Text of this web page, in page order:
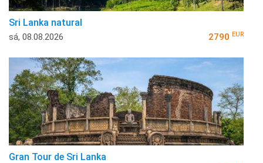
Sri Lanka natural
sá, 08.08.2026 2790 EUR
Gran Tour de Sri Lanka